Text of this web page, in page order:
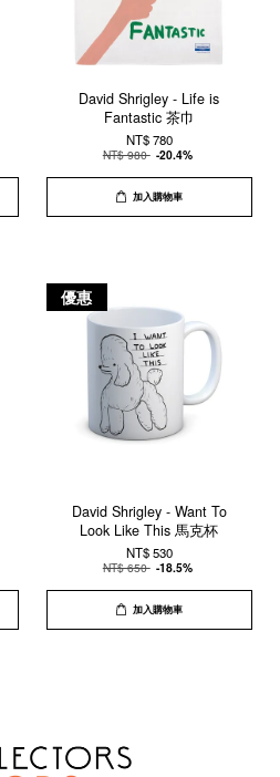
David Shrigley - Life is
Fantastic 茶巾
NT$ 780
NT$ 980 -20.4%
加入購物車
優惠
David Shrigley - Want To
Look Like This 馬克杯
NT$ 530
NT$ 650 -18.5%
加入購物車